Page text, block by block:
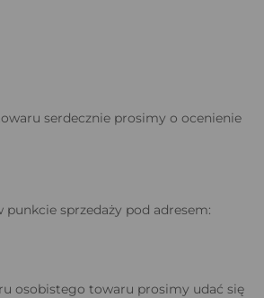
serdecznie prosimy o ocenienie
punkcie sprzedaży pod adresem:
osobistego towaru prosimy udać się